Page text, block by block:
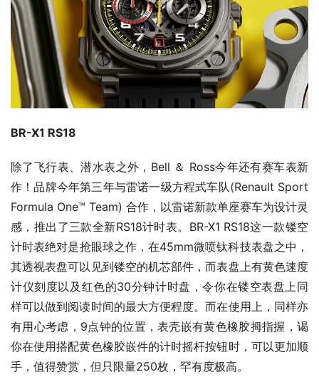
BR-X1 RS18
除了飞行表、潜水表之外，Bell ＆ Ross今年还有赛车表新
作！品牌今年第三年与雷诺一级方程式车队(Renault Sport
Formula One™ Team) 合作，以雷诺新款单座赛车为设计灵
感，推出了三款全新RS18计时表。BR-X1 RS18这一款镂空
计时表绝对是抢眼球之作，在45mm微喷钛科技表盘之中，
其透视表盘可以见到镂空的机芯部件，而表盘上有黄色速度
计仪刻度以及红色的30分钟计时盘，令你在镂空表盘上同
样可以做到阅读时间的最大方便程度。而在使用上，同样亦
有用心考虑，9点钟的位置，表壳嵌有黄色橡胶拇指握，谒
你在使用搭配黄色橡胶嵌件的计时摇杆按钮时，可以更加顺
手，值得赞赏，但只限量250枚，罕有度极高。